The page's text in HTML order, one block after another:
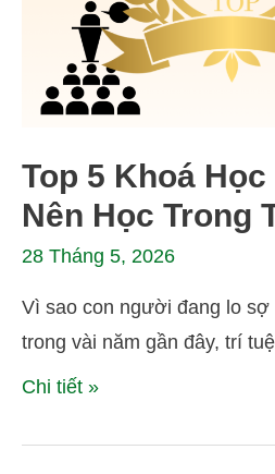
Top 5 Khoá
Nên Học Trong
VUCA – Để
Bị Thay Thế
28 Tháng 5, 2026
Vì sao con người đang lo sợ
trong vài năm gần đây, trí
Chi tiết »